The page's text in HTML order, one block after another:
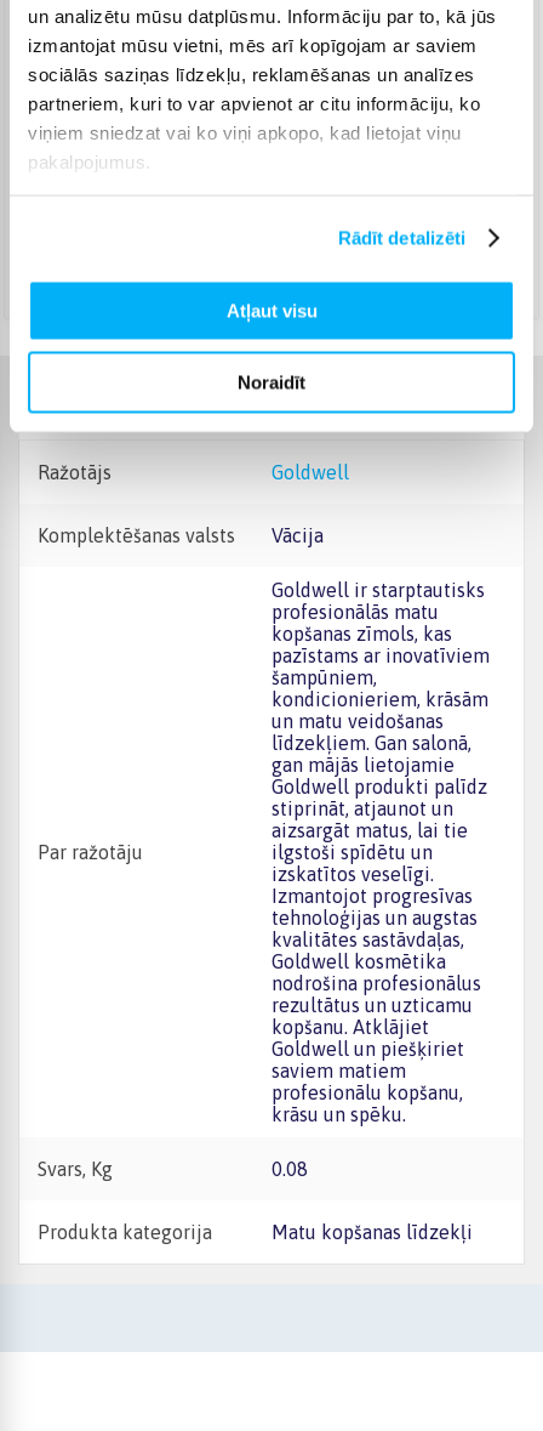
un analizētu mūsu datplūsmu. Informāciju par to, kā jūs
izmantojat mūsu vietni, mēs arī kopīgojam ar saviem
sociālās saziņas līdzekļu, reklamēšanas un analīzes
partneriem, kuri to var apvienot ar citu informāciju, ko
viņiem sniedzat vai ko viņi apkopo, kad lietojat viņu
pakalpojumus.
Rādīt detalizēti
Atļaut visu
Noraidīt
Apmaksā pilnu summu skaidrā naudā piegādes brīdī.
Augusts 28d. - Septembris 7d.
Omniva pakomāts (3,99 €)
Augusts 27d. - Septembris 4d.
Smartposti pakomāts (2,99 €)
Augusts 27d. - Septembris 4d.
Augusts 28d. - Septembris 7d.
Raksturlielumi
Ražotājs Goldwell
Komplektēšanas valsts Vācija
Par ražotāju
Goldwell ir starptautisks
profesionālās matu
kopšanas zīmols, kas
pazīstams ar inovatīviem
šampūniem,
kondicionieriem, krāsām
un matu veidošanas
līdzekļiem. Gan salonā,
gan mājās lietojamie
Goldwell produkti palīdz
stiprināt, atjaunot un
aizsargāt matus, lai tie
ilgstoši spīdētu un
izskatītos veselīgi.
Izmantojot progresīvas
tehnoloģijas un augstas
kvalitātes sastāvdaļas,
Goldwell kosmētika
nodrošina profesionālus
rezultātus un uzticamu
kopšanu. Atklājiet
Goldwell un piešķiriet
saviem matiem
profesionālu kopšanu,
krāsu un spēku.
Svars, Kg 0.08
Produkta kategorija Matu kopšanas līdzekļi